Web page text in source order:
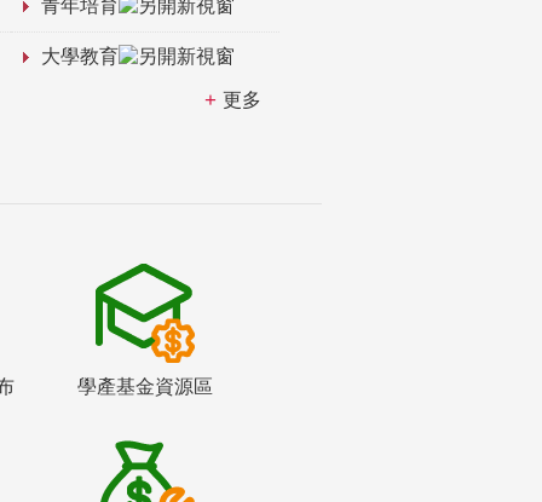
青年培育
大學教育
更多
學產基金資源區